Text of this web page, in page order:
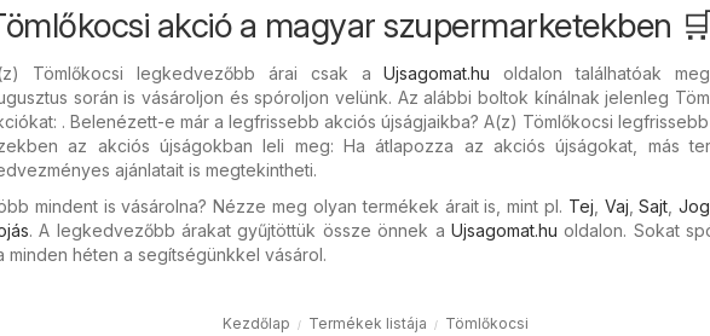
akció a magyar szupermarketekben
Tömlőkocsi legkedvezőbb árai csak aUjsagomat.hu oldalon találhatóak
során is vásároljon és spóroljon velünk. Az alábbi boltok kínálnak jelenleg
. Belenézett-e már a legfrissebb akciós újságjaikba? A(z) Tömlőkocsi
az akciós újságokban leli meg: Ha átlapozza az akciós újságokat, más
ajánlatait is megtekintheti.
mindent is vásárolna? Nézze meg olyan termékek árait is, mint pl. Tej Vaj ,Sajt ,
. A legkedvezőbb árakat gyűjtöttük össze önnek a Ujsagomat.hu oldalon. Sokat
minden héten a segítségünkkel vásárol.
Kezdőlap Termékek listája Tömlőkocsi